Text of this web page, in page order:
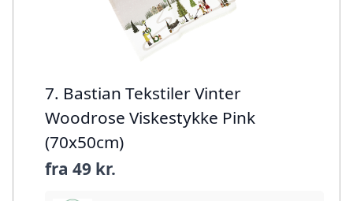
7. Bastian Tekstiler Vinter
Woodrose Viskestykke Pink
(70x50cm)
fra 49 kr.